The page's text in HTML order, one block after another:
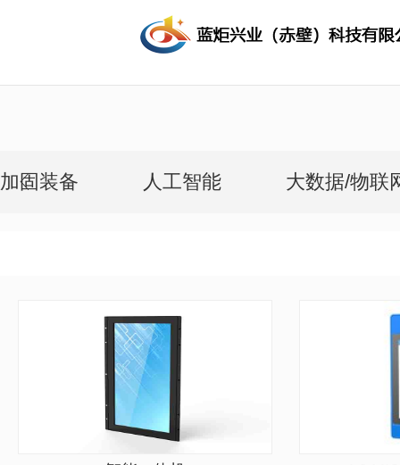
加固装备 人工智能 大数据/物联